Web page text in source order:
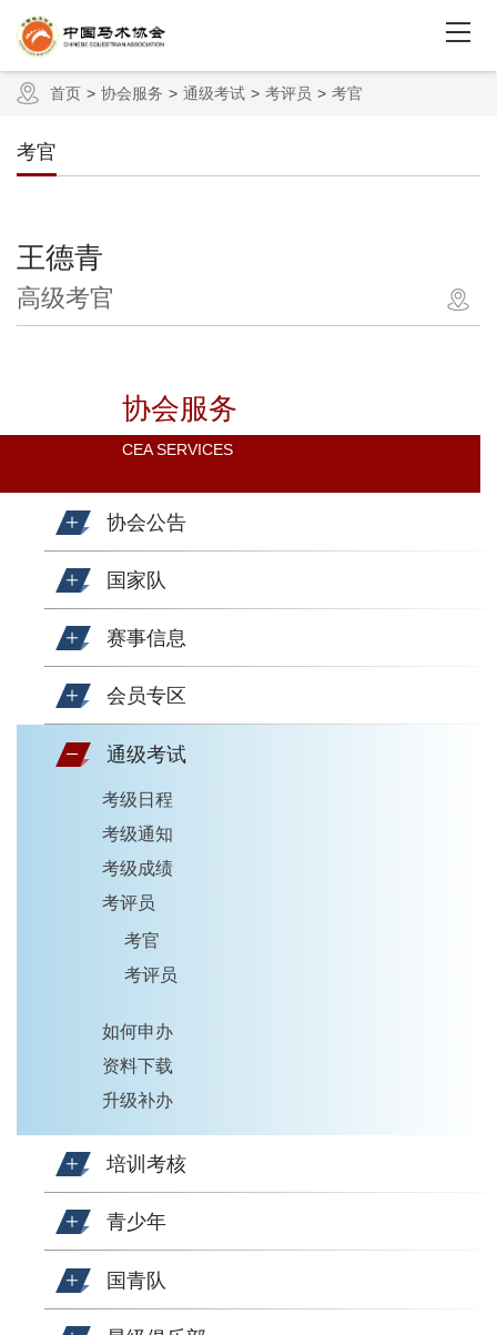
首页 协会服务 通级考试 考评员 考官
协会服务
CEA SERVICES
协会公告
国家队
赛事信息
会员专区
通级考试
考级日程
考级通知
考级成绩
考评员
考官
考评员
如何申办
资料下载
升级补办
培训考核
青少年
国青队
考官
王德青
高级考官